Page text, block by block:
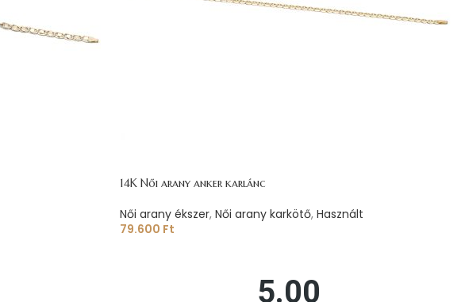
14K Női arany anker karlánc
Női arany ékszer, Női arany karkötő, Használt
79.600 Ft